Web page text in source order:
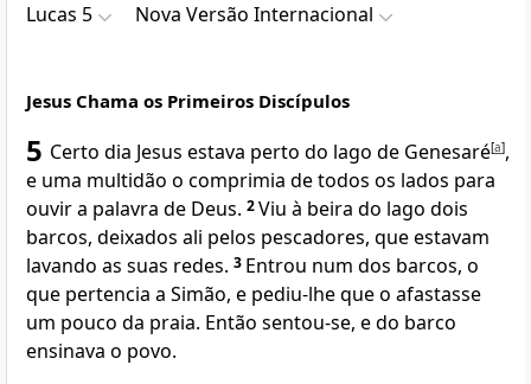
Lucas 5 Nova Versão Internacional
Jesus Chama os Primeiros Discípulos
5 Certo dia Jesus estava perto do lago de Genesaré[a],
e uma multidão o comprimia de todos os lados para
ouvir a palavra de Deus. 2Viu à beira do lago dois
barcos, deixados ali pelos pescadores, que estavam
lavando as suas redes. 3 Entrou num dos barcos, o
que pertencia a Simão, e pediu-lhe que o afastasse
um pouco da praia. Então sentou-se, e do barco
ensinava o povo.